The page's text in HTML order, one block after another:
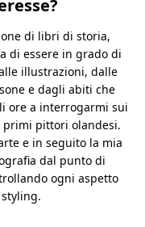
di libri di storia,
di essere in grado di
illustrazioni, dalle
e dagli abiti che
ore a interrogarmi sui
primi pittori olandesi.
e in seguito la mia
dal punto di
ogni aspetto